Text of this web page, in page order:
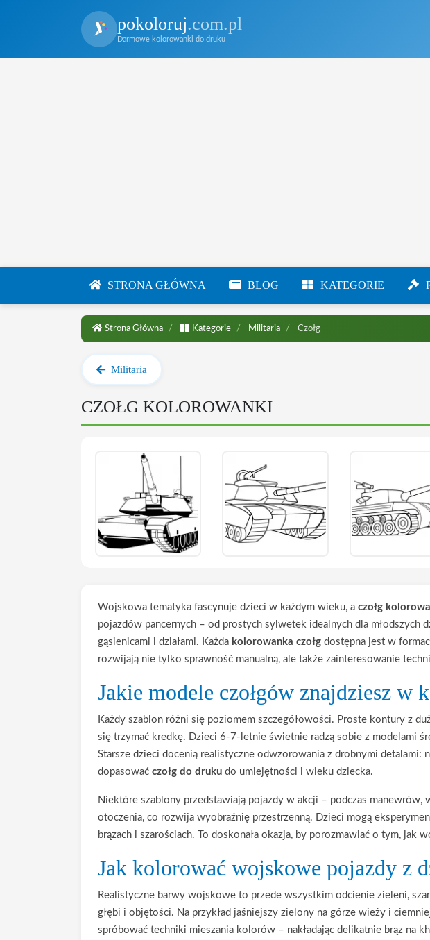
pokoloruj.com.pl
Darmowe kolorowanki do druku
STRONA GŁÓWNA BLOG KATEGORIE
Strona Główna Kategorie Militaria Czołg
Militaria
CZOŁG KOLOROWANKI
Wojskowa tematyka fascynuje dzieci w każdym wieku, a czołg
pojazdów pancernych – od prostych sylwetek idealnych dla młodszych
gąsienicami i działami. Każda kolorowanka czołg dostępna jest w
rozwijają nie tylko sprawność manualną, ale także zainteresowanie
Jakie modele czołgów znajdziesz w
Każdy szablon różni się poziomem szczegółowości. Proste kontury z
się trzymać kredkę. Dzieci 6-7-letnie świetnie radzą sobie z modelami
Starsze dzieci docenią realistyczne odwzorowania z drobnymi detalami:
dopasować czołg do druku do umiejętności i wieku dziecka.
Niektóre szablony przedstawiają pojazdy w akcji – podczas
otoczenia, co rozwija wyobraźnię przestrzenną. Dzieci mogą
brązach i szarościach. To doskonała okazja, by porozmawiać o tym,
Jak kolorować wojskowe pojazdy z
Realistyczne barwy wojskowe to przede wszystkim odcienie zieleni,
głębi i objętości. Na przykład jaśniejszy zielony na górze wieży i
spróbować techniki mieszania kolorów – nakładając delikatnie brąz na